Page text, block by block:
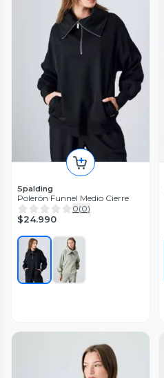
Spalding
Polerón Funnel Medio Cierre
0(0)
$24.990